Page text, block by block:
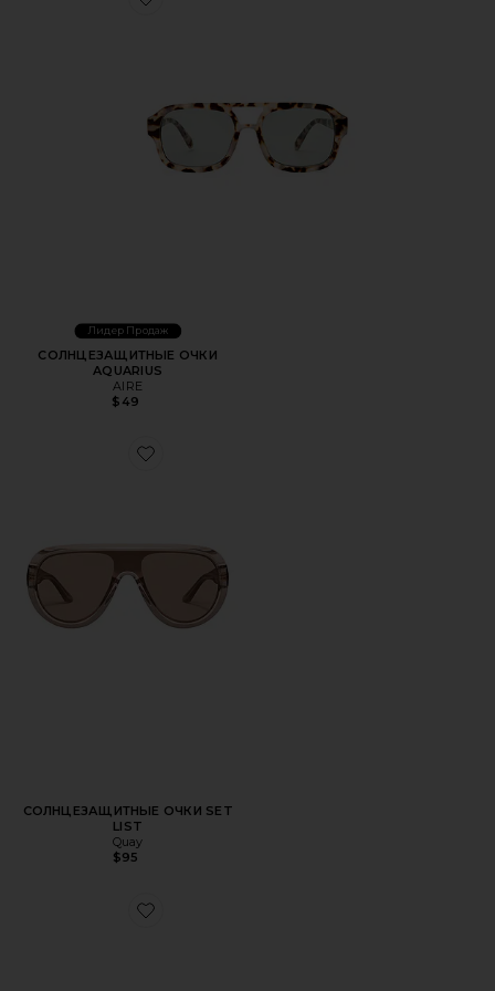
Favorite СОЛНЦЕЗАЩИТНЫЕ ОЧКИ AQUARIUS
Лидер Продаж
СОЛНЦЕЗАЩИТНЫЕ ОЧКИ
AQUARIUS
AIRE
$49
Favorite СОЛНЦЕЗАЩИТНЫЕ ОЧКИ SET LIST
СОЛНЦЕЗАЩИТНЫЕ ОЧКИ SET
LIST
Quay
$95
Favorite СОЛНЦЕЗАЩИТНЫЕ ОЧКИ RIO